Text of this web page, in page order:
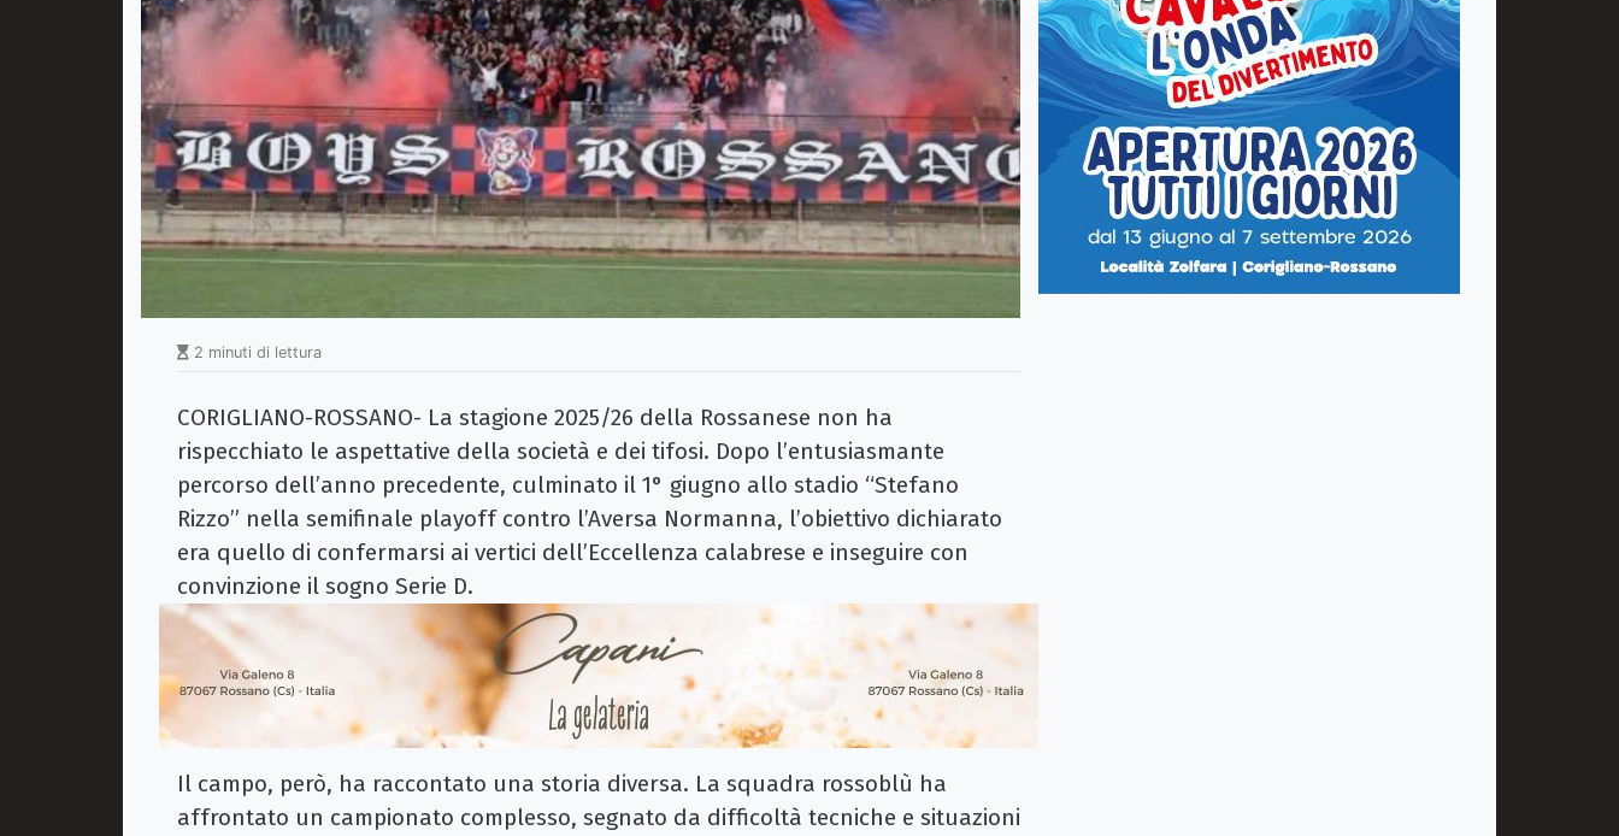
2 minuti di lettura
CORIGLIANO-ROSSANO- La stagione 2025/26 della Rossanese non ha
rispecchiato le aspettative della società e dei tifosi. Dopo l’entusiasmante
percorso dell’anno precedente, culminato il 1° giugno allo stadio “Stefano
Rizzo” nella semifinale playoff contro l’Aversa Normanna, l’obiettivo dichiarato
era quello di confermarsi ai vertici dell’Eccellenza calabrese e inseguire con
convinzione il sogno Serie D.
Il campo, però, ha raccontato una storia diversa. La squadra rossoblù ha
affrontato un campionato complesso, segnato da difficoltà tecniche e situazioni